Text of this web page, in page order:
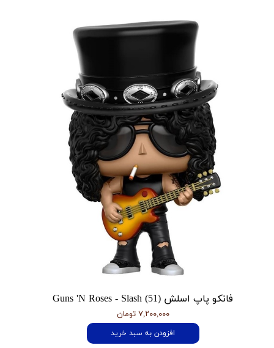
فانکو پاپ اسلش Guns 'N Roses - Slash (51)
۷,۲۰۰,۰۰۰ تومان
افزودن به سبد خرید